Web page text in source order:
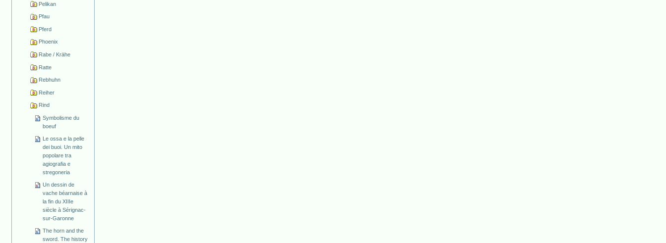
Pelikan
Pfau
Pferd
Phoenix
Rabe / Krähe
Ratte
Rebhuhn
Reiher
Rind
Symbolisme du
boeuf
Le ossa e la pelle
dei buoi. Un mito
popolare tra
agiografia e
stregoneria
Un dessin de
vache béarnaise à
la fin du XIIIe
siècle à Sérignac-
sur-Garonne
The horn and the
sword. The history